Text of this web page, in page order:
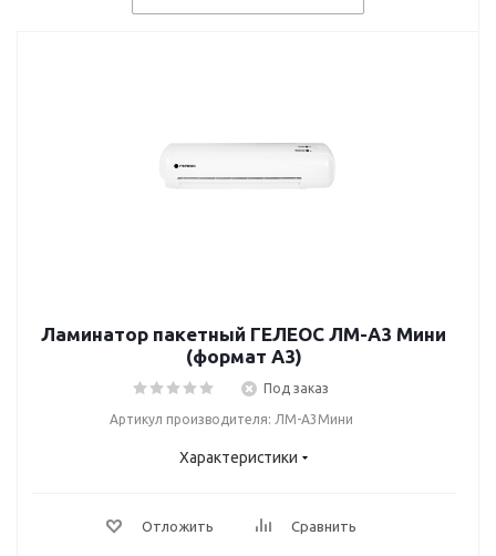
Ламинатор пакетный ГЕЛЕОС ЛМ-A3 Мини
(формат А3)
Под заказ
Артикул производителя: ЛМ-А3Мини
Характеристики
Отложить Сравнить